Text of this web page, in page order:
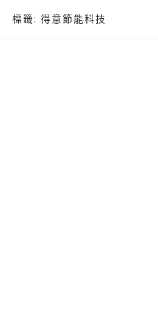
標籤: 得意節能科技